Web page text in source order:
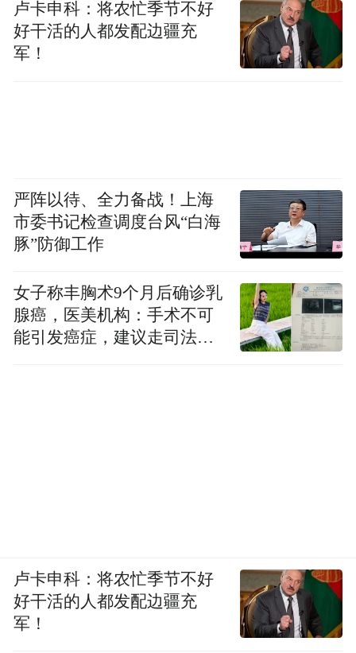
卢卡申科：将农忙季节不好
好干活的人都发配边疆充
军！
严阵以待、全力备战！上海
市委书记检查调度台风“白海
豚”防御工作
女子称丰胸术9个月后确诊乳
腺癌，医美机构：手术不可
能引发癌症，建议走司法途
卢卡申科：将农忙季节不好
好干活的人都发配边疆充
军！